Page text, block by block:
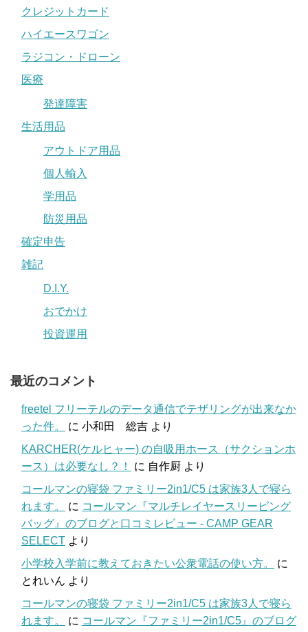
クレジットカード
ハイエースワゴン
ラジコン・ドローン
医療
発達障害
生活用品
アウトドア用品
個人輸入
学用品
防災用品
確定申告
雑記
D.I.Y.
おでかけ
投資運用
最近のコメント
freetel フリーテルのデータ通信でテザリングが出来なか
った件。
に 小和田 総吉 より
KARCHER(ケルヒャー) の自吸用ホース（サクションホ
ース）は必要なし？！
に 自作厨 より
コールマンの寝袋 ファミリー2in1/C5 は家族3人で寝ら
れます。
に コールマン『マルチレイヤースリーピング
バッグ』のブログと口コミレビュー - CAMP GEAR
SELECT より
小学校入学前に教えておきたい公衆電話の使い方。
に
とれいん より
コールマンの寝袋 ファミリー2in1/C5 は家族3人で寝ら
れます。
に コールマン『ファミリー2in1/C5』のブログ